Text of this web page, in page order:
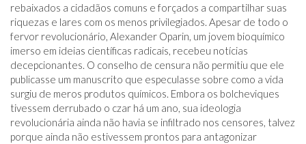
rebaixados a cidadãos comuns e forçados a compartilhar suas
riquezas e lares com os menos privilegiados. Apesar de todo o
fervor revolucionário, Alexander Oparin, um jovem bioquímico
imerso em ideias científicas radicais, recebeu notícias
decepcionantes. O conselho de censura não permitiu que ele
publicasse um manuscrito que especulasse sobre como a vida
surgiu de meros produtos químicos. Embora os bolcheviques
tivessem derrubado o czar há um ano, sua ideologia
revolucionária ainda não havia se infiltrado nos censores, talvez
porque ainda não estivessem prontos para antagonizar